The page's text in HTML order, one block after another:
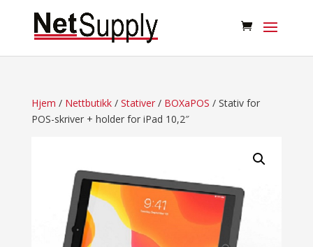
Hjem / Nettbutikk/ Stativer/ BOXaPOS / Stativ for
POS-skriver + holder for iPad 10,2″